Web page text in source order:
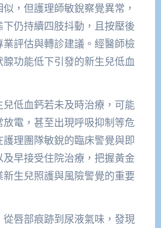
，但護理師敏銳察覺異常，
仍持續四肢抖動，且按壓後
評估與轉診建議。經醫師檢
功能低下引發的新生兒低血
低血鈣若未及時治療，可能
電，甚至出現呼吸抑制等危
理團隊敏銳的臨床警覺與即
早接受住院治療，把握黃金
生兒照護與風險警覺的重要
從唇部痕跡到尿液氣味，發現